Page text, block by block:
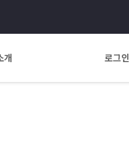
개 로그인